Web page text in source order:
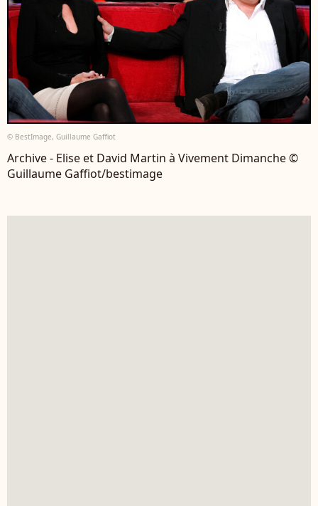
© BestImage, Guillaume Gaffiot
Archive - Elise et David Martin à Vivement Dimanche ©
Guillaume Gaffiot/bestimage